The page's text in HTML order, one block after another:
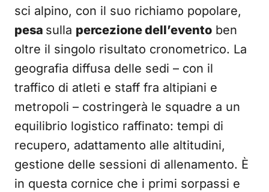
sci alpino, con il suo richiamo popolare,
pesa sulla percezione dell’evento ben
oltre il singolo risultato cronometrico. La
geografia diffusa delle sedi – con il
traffico di atleti e staff fra altipiani e
metropoli – costringerà le squadre a un
equilibrio logistico raffinato: tempi di
recupero, adattamento alle altitudini,
gestione delle sessioni di allenamento. È
in questa cornice che i primi sorpassi e